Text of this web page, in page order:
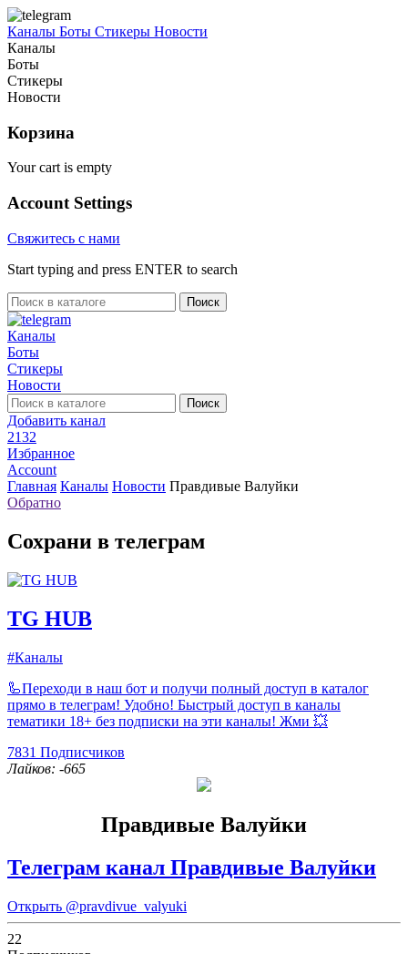
Каналы Боты Стикеры Новости
Каналы
Боты
Стикеры
Новости
Корзина
Your cart is empty
Account Settings
Свяжитесь с нами
Start typing and press ENTER to search
Поиск
Каналы
Боты
Стикеры
Новости
Поиск
Добавить канал
2132
Избранное
Account
Главная Каналы Новости Правдивые Валуйки
Обратно
Сохрани в телеграм
TG HUB
#Каналы
🦾Переходи в наш бот и получи полный доступ в каталог
прямо в телеграм! Удобно! Быстрый доступ в каналы
тематики 18+ без подписки на эти каналы! Жми 💥
7831 Подписчиков
Лайков: -665
Правдивые Валуйки
Телеграм канал Правдивые Валуйки
Открыть @pravdivue_valyuki
22